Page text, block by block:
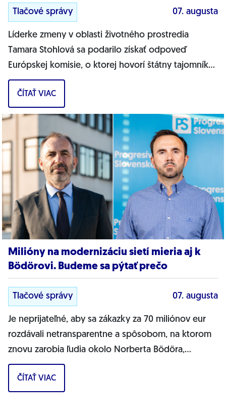
Tlačové správy 07. augusta
Líderke zmeny v oblasti životného prostredia
Tamara Stohlová sa podarilo získať odpoveď
Európskej komisie, o ktorej hovorí štátny tajomník
MŽP Filip Kuffa. Môžem jednoznačne...
ČÍTAŤ VIAC
Milióny na modernizáciu sietí mieria aj k
Bödörovi. Budeme sa pýtať prečo
Tlačové správy 07. augusta
Je neprijateľné, aby sa zákazky za 70 miliónov eur
rozdávali netransparentne a spôsobom, na ktorom
znovu zarobia ľudia okolo Norberta Bödöra,
povedal podpredseda Progresívneho Slovenska a...
ČÍTAŤ VIAC